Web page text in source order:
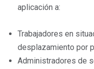
aplicación a:
Trabajadores en
desplazamiento por
Administradores de